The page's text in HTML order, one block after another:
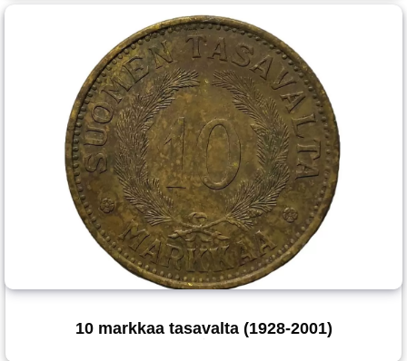
10 markkaa tasavalta (1928-2001)